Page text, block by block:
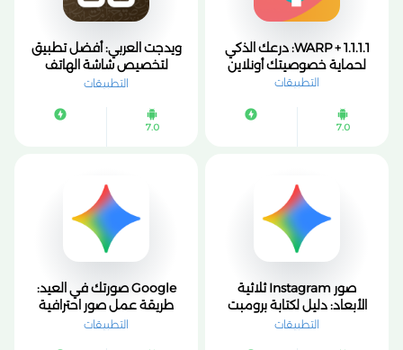
1.1.1.1 + WARP: درعك الذكي
لحماية خصوصيتك أونلاين
التطبيقات
7.0
ويدجت العربي: أفضل تطبيق
لتخصيص شاشة الهاتف
بويدجت للأندرويد 2026
التطبيقات
7.0
صور Instagram ثلاثية
الأبعاد: دليل لكتابة برومبت
سينمائي يجذب الانتباه
التطبيقات
Google صورتك في العيد:
طريقة عمل صور احترافية
بالذكاء الاصطناعي 2026
التطبيقات